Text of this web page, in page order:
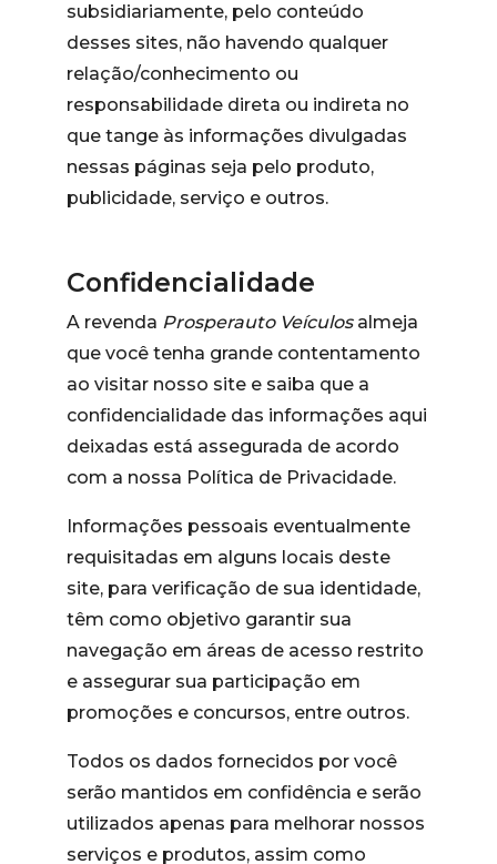
subsidiariamente, pelo conteúdo
desses sites, não havendo qualquer
relação/conhecimento ou
responsabilidade direta ou indireta no
que tange às informações divulgadas
nessas páginas seja pelo produto,
publicidade, serviço e outros.
Confidencialidade
A revenda Prosperauto Veículosalmeja
que você tenha grande contentamento
ao visitar nosso site e saiba que a
confidencialidade das informações aqui
deixadas está assegurada de acordo
com a nossa Política de Privacidade.
Informações pessoais eventualmente
requisitadas em alguns locais deste
site, para verificação de sua identidade,
têm como objetivo garantir sua
navegação em áreas de acesso restrito
e assegurar sua participação em
promoções e concursos, entre outros.
Todos os dados fornecidos por você
serão mantidos em confidência e serão
utilizados apenas para melhorar nossos
serviços e produtos, assim como